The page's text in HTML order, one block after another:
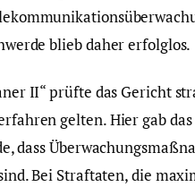
blieb daher erfolglos.
II“ prüfte das Gericht
gelten. Hier gab
dass
Bei Straftaten, die